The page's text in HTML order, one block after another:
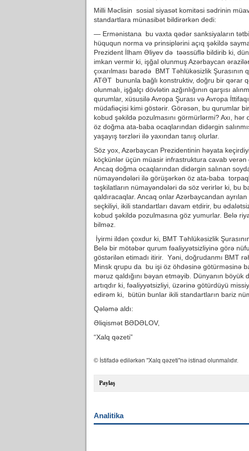
Milli Məclisin sosial siyasət komitəsi sədrinin
standartlara münasibət bildirərkən dedi:
— Ermənistana bu vaxta qədər sanksiyaların
hüququn norma və prinsiplərini açıq şəkildə
Prezident İlham Əliyev də təəssüflə bildirib ki,
imkan vermir ki, işğal olunmuş Azərbaycan
çıxarılması barədə BMT Təhlükəsizlik
ATƏT bununla bağlı konstruktiv, doğru bir qərar
olunmalı, işğalçı dövlətin azğınlığının qarşısı
qurumlar, xüsusilə Avropa Şurası və Avropa
müdafiəçisi kimi göstərir. Görəsən, bu qurumlar
kobud şəkildə pozulmasını görmürlərmi? Axı,
öz doğma ata-baba ocaqlarından didərgin
yaşayış tərzləri ilə yaxından tanış olurlar.
Söz yox, Azərbaycan Prezidentinin həyata
köçkünlər üçün müasir infrastruktura cavab verən
Ancaq doğma ocaqlarından didərgin salınan
nümayəndələri ilə görüşərkən öz ata-baba
təşkilatların nümayəndələri də söz verirlər ki, bu
qaldıracaqlar. Ancaq onlar Azərbaycandan
seçkiliyi, ikili standartları davam etdirir, bu
kobud şəkildə pozulmasına göz yumurlar. Belə
bilməz.
İyirmi ildən çoxdur ki, BMT Təhlükəsizlik
Belə bir mötəbər qurum fəaliyyətsizliyinə görə
göstərilən etimadı itirir. Yəni, doğrudanmı BMT
Minsk qrupu da bu işi öz öhdəsinə götürməsinə
məruz qaldığını bəyan etməyib. Dünyanın
artıqdır ki, fəaliyyətsizliyi, üzərinə götürdüyü
edirəm ki, bütün bunlar ikili standartların bariz
Qələmə aldı:
Əliqismət BƏDƏLOV,
“Xalq qəzeti”
© İstifadə edilərkən "Xalq qəzeti"nə istinad olunmalıdır.
Paylaş
Analitika